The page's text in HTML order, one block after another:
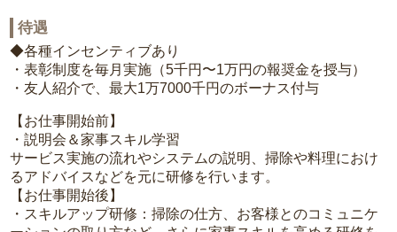
待遇
◆各種インセンティブあり
・表彰制度を毎月実施（5千円〜1万円の報奨金を授与）
・友人紹介で、最大1万7000千円のボーナス付与
【お仕事開始前】
・説明会＆家事スキル学習
サービス実施の流れやシステムの説明、掃除や料理におけ
るアドバイスなどを元に研修を行います。
【お仕事開始後】
・スキルアップ研修：掃除の仕方、お客様とのコミュニケ